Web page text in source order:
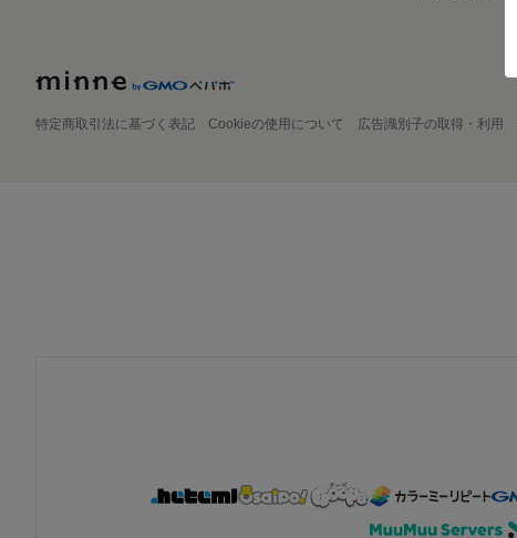
特定商取引法に基づく表記 Cookieの使用について 広告識別子の取得・利用